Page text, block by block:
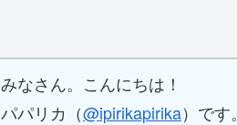
みなさん。こんにちは！
パパリカ（@ipirikapirika）です。